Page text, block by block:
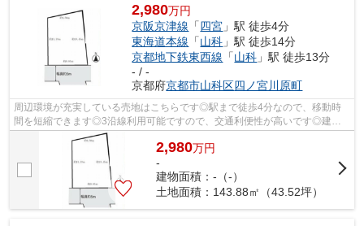
2,980万円
京阪京津線 「四宮 」駅 徒歩4分
東海道本線 「山科 」駅 徒歩14分
京都地下鉄東西線 「山科 」駅 徒歩13分
- / -
京都府京都市山科区四ノ宮川原町
周辺環境が充実している売地はこちらです◎駅まで徒歩4分なので、移動時
間を短縮できます◎3沿線利用可能ですので、交通利便性が高いです◎建築
条件なしなので、好きな業者や間取りを自分...
2,980万円
-
建物面積：-（-）
土地面積：143.88㎡（43.52坪）